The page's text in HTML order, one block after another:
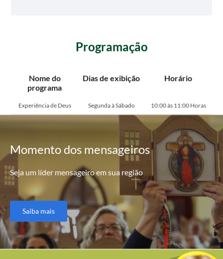
Programação
Nome do
programa
Dias de exibição Horário
Experiência de Deus Segunda à Sábado 10:00 às 11:00 Horas
Momentodos mensageiros
Seja um líder mensageiro em sua região
Saiba mais